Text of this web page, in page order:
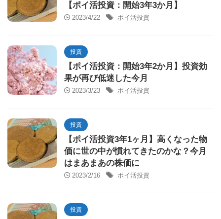
【ポイ活投資：開始3年3か月】
2023/4/22 ポイ活投資
投資
【ポイ活投資：開始3年2か月】投資効
果が再び低迷した今月
2023/3/23 ポイ活投資
投資
【ポイ活投資3年1ヶ月】高くなった物
価に世の中が慣れてきたのかな？今月
はまあまあの株価に
2023/2/16 ポイ活投資
投資